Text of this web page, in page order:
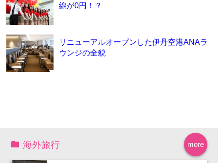
線が0円！？
リニューアルオープンした伊丹空港ANAラ
ウンジの全貌
more
海外旅行